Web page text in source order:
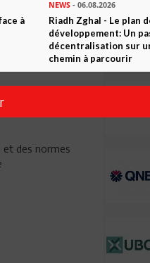
Envoyer
des normes
à
NEWS- 06.08.2026
Riadh Zghal - Le plan
développement: Un
décentralisation sur
chemin à parcourir